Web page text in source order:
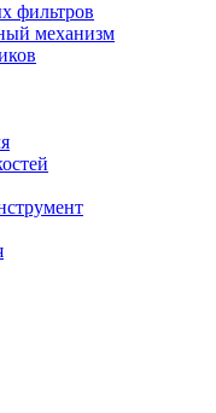
фильтров
механизм